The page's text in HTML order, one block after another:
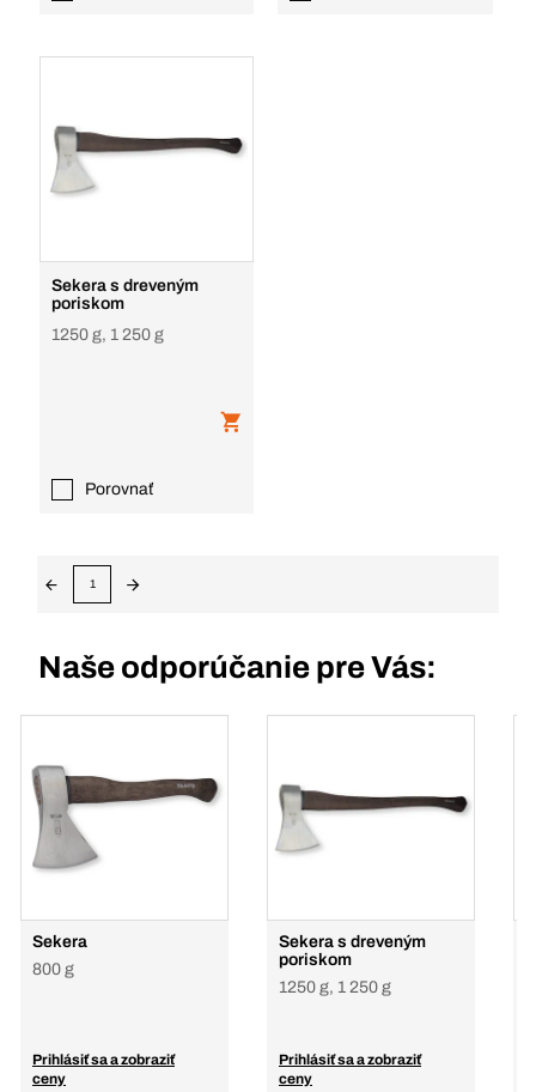
Sekera s dreveným
poriskom
1250 g, 1 250 g
Porovnať
1
Naše odporúčanie pre Vás:
Sekera
800 g
Prihlásiť sa a zobraziť
ceny
Sekera s dreveným
poriskom
1250 g, 1 250 g
Prihlásiť sa a zobraziť
ceny